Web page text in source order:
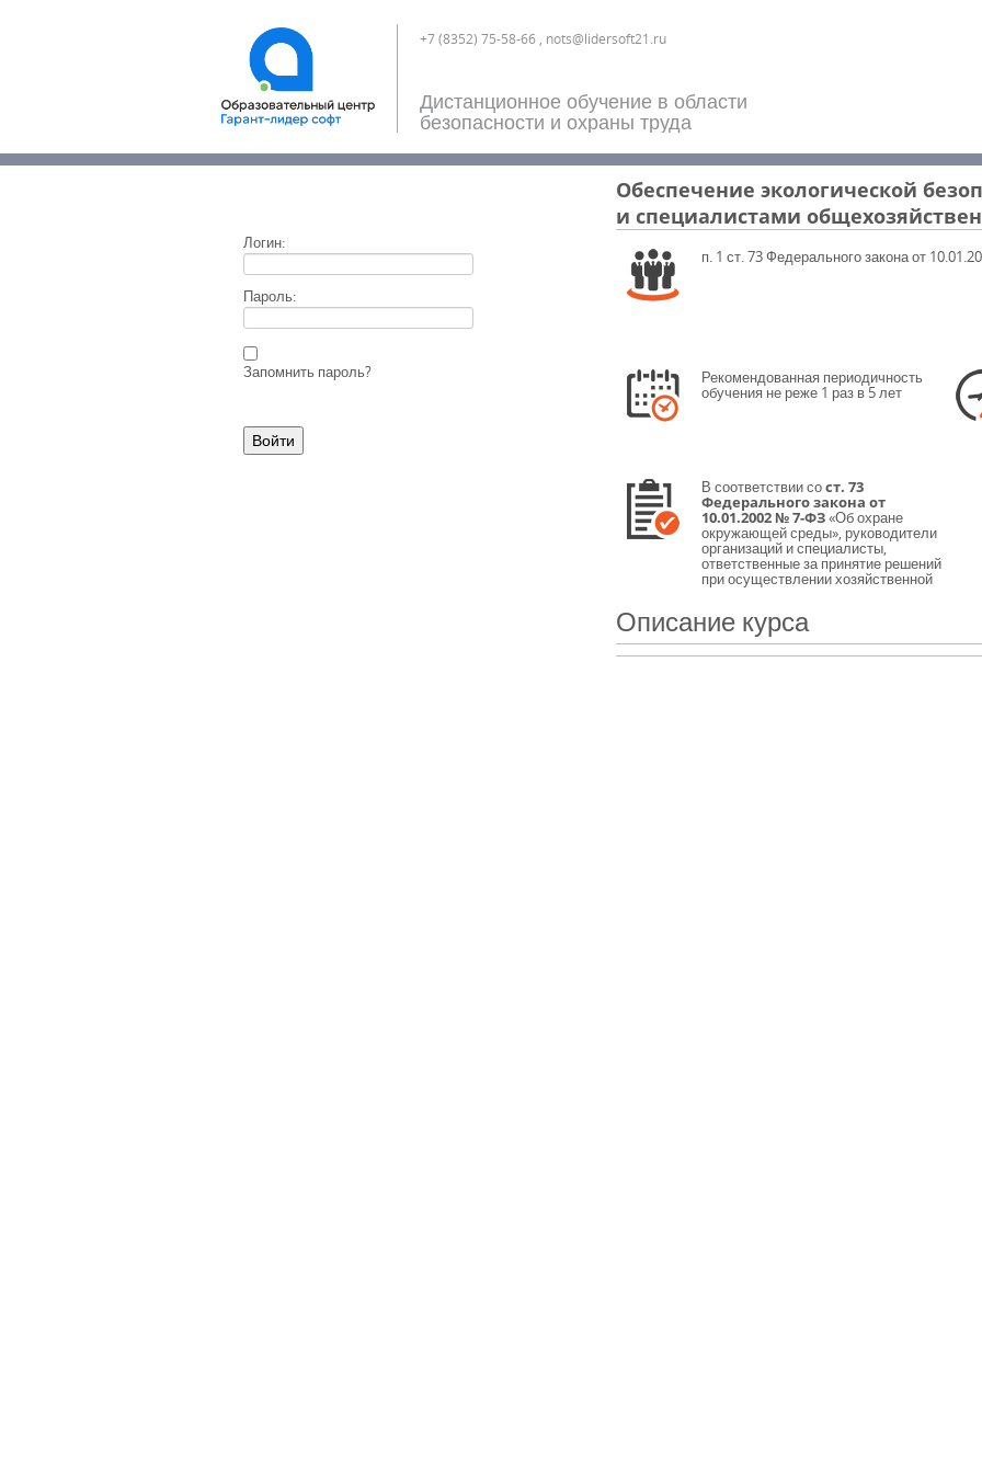
+7 (8352) 75-58-66 , nots@lidersoft21.ru
Дистанционное обучение в области
безопасности и охраны труда
Логин:
Пароль:
Запомнить пароль?
Обеспечение экологической
и специалистами
п. 1 ст. 73 Федерального закона от
Рекомендованная периодичность
обучения не реже 1 раз в 5 лет
В соответствии сост. 73
Федерального закона от
10.01.2002 № 7-ФЗ«Об охране
окружающей среды», руководители
организаций и специалисты,
ответственные за принятие решений
при осуществлении хозяйственной
и иной деятельности, которая
негативное воздействие на
окружающую среду, должны иметь
подготовку в области охраны
Описание курса